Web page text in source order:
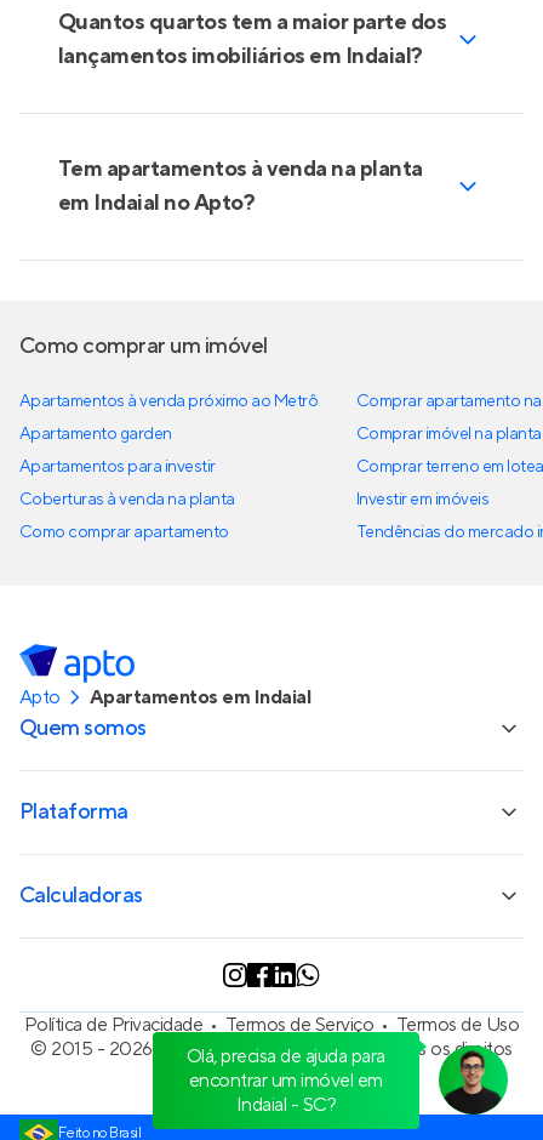
Quantos quartos tem a maior parte dos
lançamentos imobiliários em Indaial?
Tem apartamentos à venda na planta
em Indaial no Apto?
Olá, precisa de ajuda para
encontrar um imóvel em
Indaial - SC?
Como comprar um imóvel
Apartamentos à venda próximo ao Metrô
Apartamento garden
Apartamentos para investir
Coberturas à venda na planta
Como comprar apartamento
Comprar apartamento
Comprar imóvel na planta
Comprar terreno em
Investir em imóveis
Tendências do mercado
Apto Apartamentos em Indaial
Quem somos
Plataforma
Calculadoras
Política de Privacidade Termos de Serviço
Termos de Uso
© 2015 - 2026
Apto Tecnologia Ltda.
Todos os direitos
reservados
Feito no Brasil